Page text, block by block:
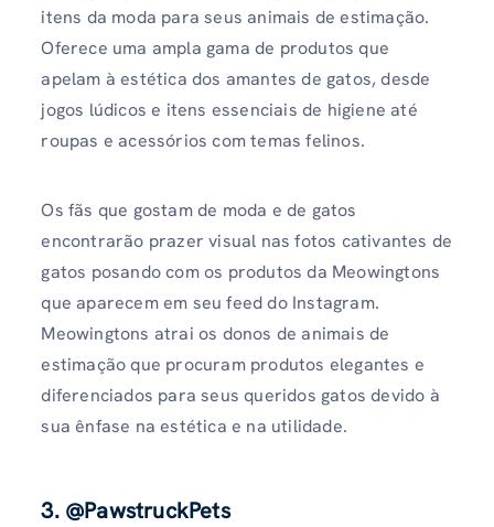
itens da moda para seus animais de estimação.
Oferece uma ampla gama de produtos que
apelam à estética dos amantes de gatos, desde
jogos lúdicos e itens essenciais de higiene até
roupas e acessórios com temas felinos.
Os fãs que gostam de moda e de gatos
encontrarão prazer visual nas fotos cativantes de
gatos posando com os produtos da Meowingtons
que aparecem em seu feed do Instagram.
Meowingtons atrai os donos de animais de
estimação que procuram produtos elegantes e
diferenciados para seus queridos gatos devido à
sua ênfase na estética e na utilidade.
3. @PawstruckPets